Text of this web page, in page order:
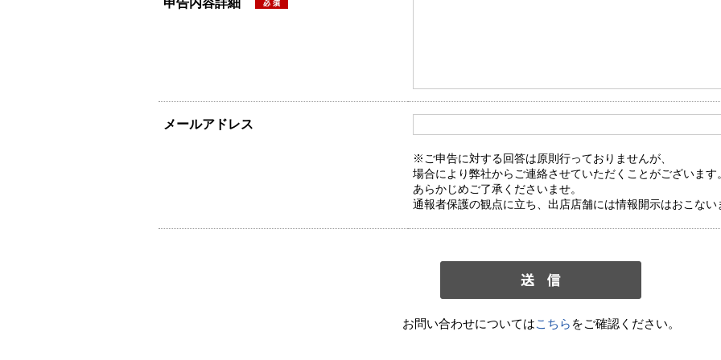
申告内容詳細
メールアドレス
※ご申告に対する回答は原則行っておりませんが、
場合により弊社からご連絡させていただくことがございます。
あらかじめご了承くださいませ。
通報者保護の観点に立ち、出店店舗には情報開示はおこない
お問い合わせについてはこちら をご確認ください。